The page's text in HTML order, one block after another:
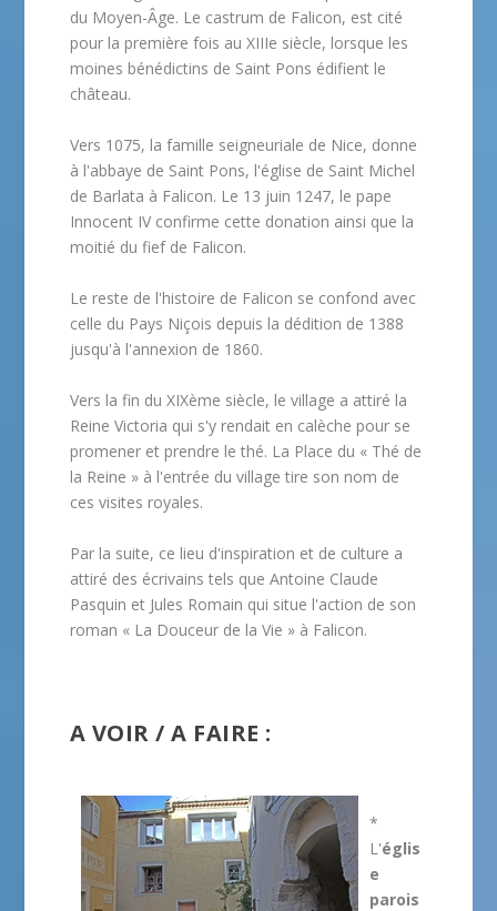
du Moyen-Âge. Le castrum de Falicon, est cité
pour la première fois au XIIIe siècle, lorsque les
moines bénédictins de Saint Pons édifient le
château.
Vers 1075, la famille seigneuriale de Nice, donne
à l'abbaye de Saint Pons, l'église de Saint Michel
de Barlata à Falicon. Le 13 juin 1247, le pape
Innocent IV confirme cette donation ainsi que la
moitié du fief de Falicon.
Le reste de l'histoire de Falicon se confond avec
celle du Pays Niçois depuis la dédition de 1388
jusqu'à l'annexion de 1860.
Vers la fin du XIXème siècle, le village a attiré la
Reine Victoria qui s'y rendait en calèche pour se
promener et prendre le thé. La Place du « Thé de
la Reine » à l'entrée du village tire son nom de
ces visites royales.
Par la suite, ce lieu d'inspiration et de culture a
attiré des écrivains tels que Antoine Claude
Pasquin et Jules Romain qui situe l'action de son
roman « La Douceur de la Vie » à Falicon.
A VOIR / A FAIRE :
*
L'églis
e
parois